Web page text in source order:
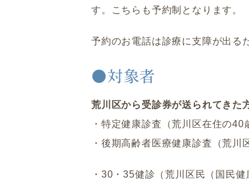
す。こちらも予約制となります。
予約のお電話は診療に支障が出る
●対象者
荒川区から受診券が送られてきた
・特定健康診査（荒川区在住の40
・後期高齢者医療健康診査（荒川
・30・35健診（荒川区民（国民健